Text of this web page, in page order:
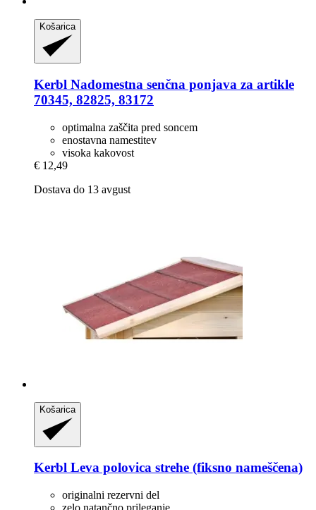
Košarica
Kerbl Nadomestna senčna ponjava za artikle
70345, 82825, 83172
optimalna zaščita pred soncem
enostavna namestitev
visoka kakovost
€ 12,49
Dostava do 13 avgust
Košarica
Kerbl Leva polovica strehe (fiksno nameščena)
originalni rezervni del